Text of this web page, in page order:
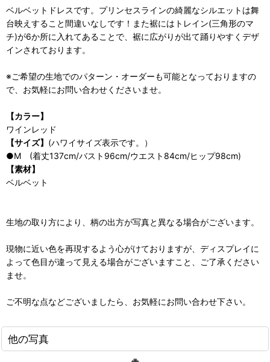
ベルベットドレスです。プリンセスラインの綺麗なシルエットは舞
台映えすること間違いなしです！また裾にはトレイン(三角形のマ
チ)が6か所に入れてあることで、裾に広がりが出て踊りやすくデザ
インされております。
※ご希望の生地でのパターン・オーダーも可能となっておりますの
で、お気軽にお問い合わせくださいませ。
【カラー】
ワインレッド
【サイズ】 (ハワイサイズ表示です。）
●M (着丈137cm/バスト96cm/ウエスト84cm/ヒップ98cm)
【素材】
ベルベット
生地の取り方により、柄の出方が写真と異なる場合がございます。
現物に近い色を再現するよう心がけておりますが、ディスプレイに
よって色目が違って見える場合がございますこと、ご了承ください
ませ。
ご不明な点などございましたら、お気軽にお問い合わせ下さい。
他の写真